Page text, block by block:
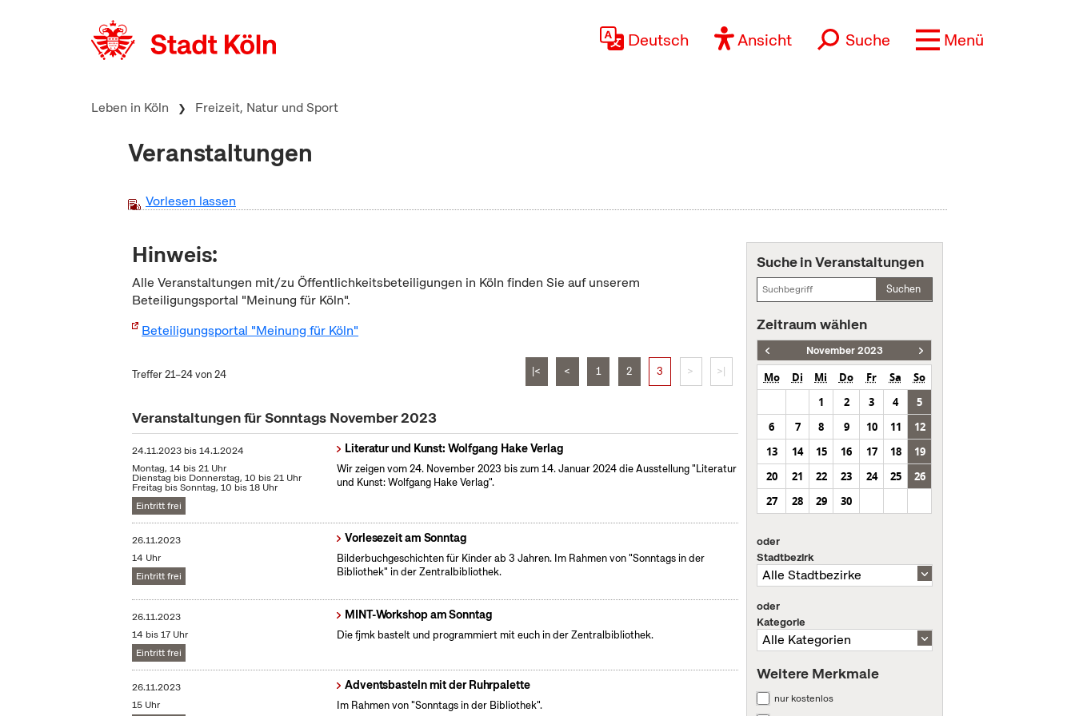
Deutsch Ansicht Suche Menü
Leben in Köln Freizeit, Natur und Sport
Veranstaltungen
Vorlesen lassen
Hinweis:
Alle Veranstaltungen mit/zu Öffentlichkeitsbeteiligungen in Köln finden Sie auf unserem
Beteiligungsportal "Meinung für Köln".
Beteiligungsportal "Meinung für Köln"
Treffer 21–24 von 24 |< < 1 2 3 > >|
Veranstaltungen für Sonntags November 2023
24.11.2023 bis14.1.2024
Montag, 14 bis 21 Uhr
Dienstag bis Donnerstag, 10 bis 21 Uhr
Freitag bis Sonntag, 10 bis 18 Uhr
Eintritt frei
Literatur und Kunst: Wolfgang Hake Verlag
Wir zeigen vom 24. November 2023 bis zum 14. Januar 2024 die Ausstellung "Literatur
und Kunst: Wolfgang Hake Verlag".
26.11.2023
14 Uhr
Eintritt frei
Vorlesezeit am Sonntag
Bilderbuchgeschichten für Kinder ab 3 Jahren. Im Rahmen von "Sonntags in der
Bibliothek" in der Zentralbibliothek.
26.11.2023
14 bis 17 Uhr
Eintritt frei
MINT-Workshop am Sonntag
Die fjmk bastelt und programmiert mit euch in der Zentralbibliothek.
26.11.2023
15 Uhr
Adventsbasteln mit der Ruhrpalette
Im Rahmen von "Sonntags in der Bibliothek".
Suche in Veranstaltungen
Suchen
Zeitraum wählen
November 2023
Mo Di Mi Do Fr Sa
So
1
2 3 4
5
6
7 8 9 10 11
12
13
14 15 16 17 18
19
20
21 22 23 24 25
26
27
28 29 30
oder
Stadtbezirk
oder
Kategorie
Weitere Merkmale
nur kostenlos